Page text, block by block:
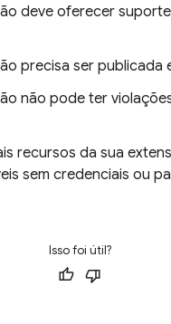
deve oferecer
precisa ser publicada
não pode ter
recursos da sua
sem credenciais ou
Isso foi útil?